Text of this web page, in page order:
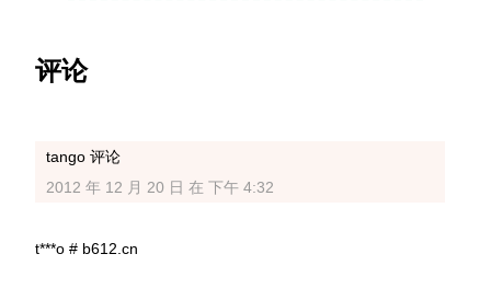
读
动
评论
tango 评论
2012 年 12 月 20 日 在 下午 4:32
t***o # b612.cn